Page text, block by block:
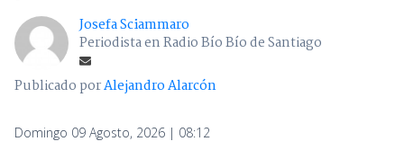
Josefa Sciammaro
Periodista en Radio Bío Bío de Santiago
Publicado porAlejandro Alarcón
Domingo 09 Agosto, 2026 | 08:12